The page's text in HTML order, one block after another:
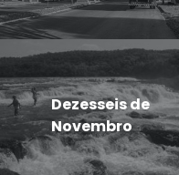
Dezesseis de
Novembro